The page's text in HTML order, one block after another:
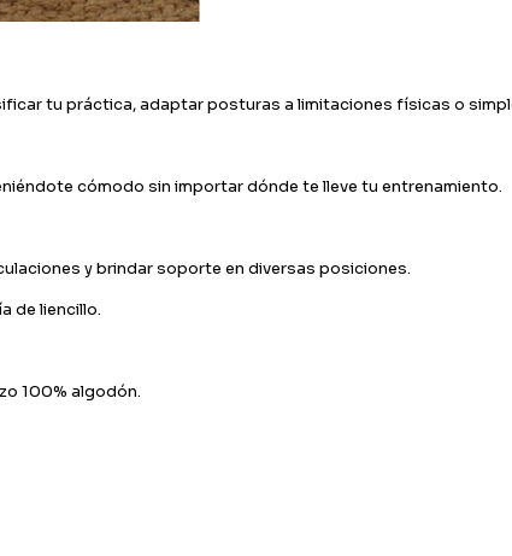
tu práctica, adaptar posturas a limitaciones físicas o
cómodo sin importar dónde te lleve tu entrenamiento.
y brindar soporte en diversas posiciones.
de liencillo.
100% algodón.